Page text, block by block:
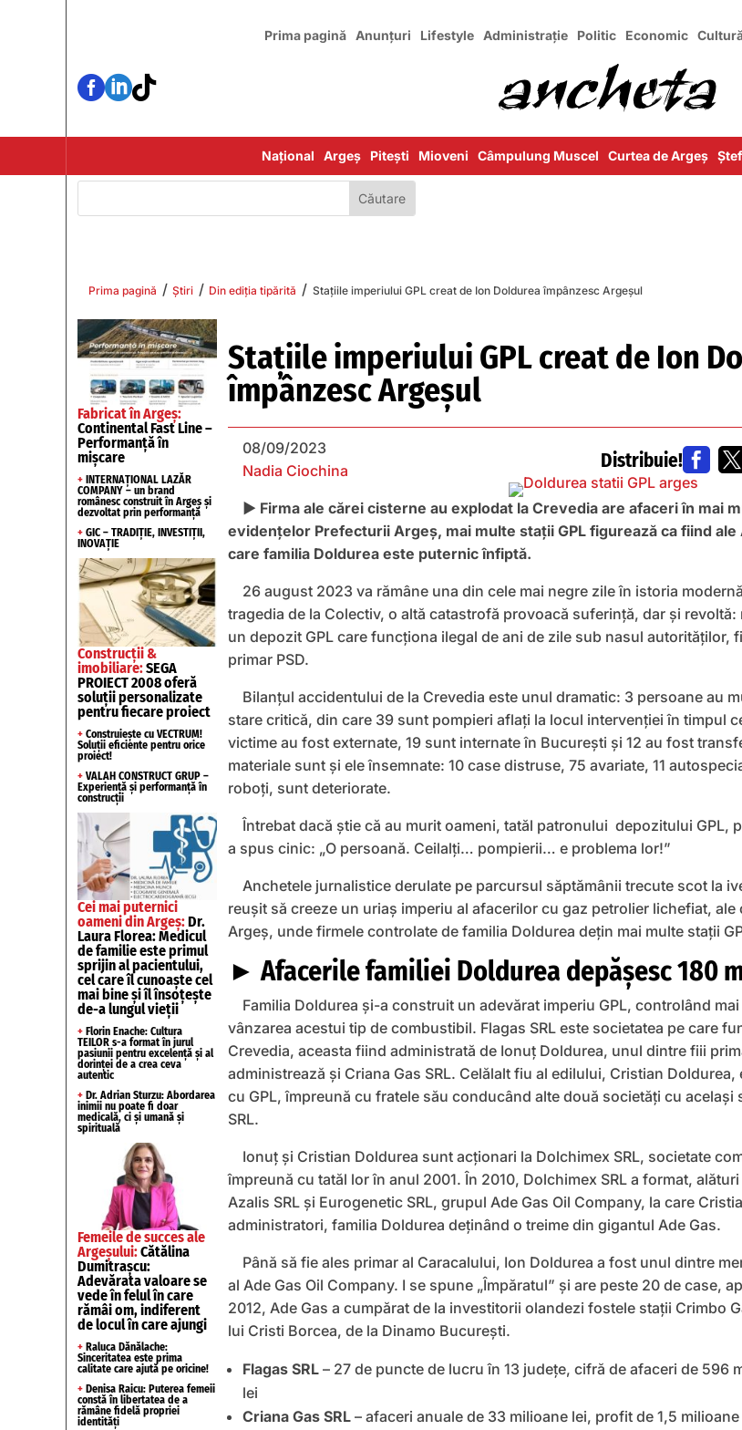
Prima pagină Anunțuri Lifestyle Administrație Politic Economic

Național Argeș Pitești Mioveni Câmpulung Muscel Curtea de Argeș
Prima pagină / Știri / Din ediția tipărită / Staţiile imperiului GPL creat de Ion Doldurea împânzesc Argeşul
Fabricat în Argeș:
Continental Fast Line –
Performanță în
mișcare
+ INTERNAȚIONAL LAZĂR
COMPANY – un brand
românesc construit în Argeș și
dezvoltat prin performanță
+ GIC – TRADIȚIE, INVESTIȚII,
INOVAȚIE
Construcții &
imobiliare:SEGA
PROIECT 2008 oferă
soluții personalizate
pentru fiecare proiect
+ Construiește cu VECTRUM!
Soluții eficiente pentru orice
proiect!
+ VALAH CONSTRUCT GRUP –
Experiență și performanță în
construcții
Cei mai puternici
oameni din Argeș:Dr.
Laura Florea: Medicul
de familie este primul
sprijin al pacientului,
cel care îl cunoaște cel
mai bine și îl însoțește
de-a lungul vieții
+ Florin Enache: Cultura
TEILOR s-a format în jurul
pasiunii pentru excelență și al
dorinței de a crea ceva
autentic
+ Dr. Adrian Sturzu: Abordarea
inimii nu poate fi doar
medicală, ci și umană și
spirituală
Femeile de succes ale
Argeșului:Cătălina
Dumitrașcu:
Adevărata valoare se
vede în felul în care
rămâi om, indiferent
de locul în care ajungi
+ Raluca Dănălache:
Sinceritatea este prima
calitate care ajută pe oricine!
+ Denisa Raicu: Puterea femeii
constă în libertatea de a
rămâne fidelă propriei
identități
Staţiile imperiului GPL creat de Ion
împânzesc Argeşul
08/09/2023
Nadia Ciochina
Distribuie!  
► Firma ale cărei cisterne au explodat la Crevedia are afaceri în mai
evidenţelor Prefecturii Argeş, mai multe staţii GPL figurează ca fiind ale
care familia Doldurea este puternic înfiptă.
26 august 2023 va rămâne una din cele mai negre zile în istoria
tragedia de la Colectiv, o altă catastrofă provoacă suferinţă, dar şi
un depozit GPL care funcţiona ilegal de ani de zile sub nasul autorităţilor,
primar PSD.
Bilanţul accidentului de la Crevedia este unul dramatic: 3 persoane au
stare critică, din care 39 sunt pompieri aflați la locul intervenției în timpul
victime au fost externate, 19 sunt internate în București și 12 au fost
materiale sunt şi ele însemnate: 10 case distruse, 75 avariate, 11
roboți, sunt deteriorate.
Întrebat dacă știe că au murit oameni, tatăl patronului depozitului GPL,
a spus cinic: „O persoană. Ceilalți… pompierii… e problema lor!”
Anchetele jurnalistice derulate pe parcursul săptămânii trecute scot la
reuşit să creeze un uriaş imperiu al afacerilor cu gaz petrolier lichefiat, ale
Argeş, unde firmele controlate de familia Doldurea deţin mai multe staţii
► Afacerile familiei Doldurea depăşesc 180
Familia Doldurea şi-a construit un adevărat imperiu GPL, controlând
vânzarea acestui tip de combustibil. Flagas SRL este societatea pe care
Crevedia, aceasta fiind administrată de Ionuţ Doldurea, unul dintre fiii
administrează şi Criana Gas SRL. Celălalt fiu al edilului, Cristian
cu GPL, împreună cu fratele său conducând alte două societăţi cu acelaşi
SRL.
Ionuț şi Cristian Doldurea sunt acționari la Dolchimex SRL, societate
împreună cu tatăl lor în anul 2001. În 2010, Dolchimex SRL a format,
Azalis SRL și Eurogenetic SRL, grupul Ade Gas Oil Company, la care
administratori, familia Doldurea deţinând o treime din gigantul Ade Gas.
Până să fie ales primar al Caracalului, Ion Doldurea a fost unul dintre
al Ade Gas Oil Company. I se spune „Împăratul” şi are peste 20 de case,
2012, Ade Gas a cumpărat de la investitorii olandezi fostele staţii Crimbo
lui Cristi Borcea, de la Dinamo Bucureşti.
Flagas SRL– 27 de puncte de lucru în 13 judeţe, cifră de afaceri de 596
lei
Criana Gas SRL– afaceri anuale de 33 milioane lei, profit de 1,5